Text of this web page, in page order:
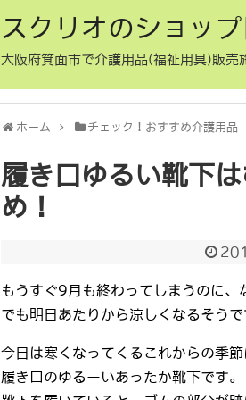
スクリオのショッ
大阪府箕面市で介護用品(福祉用具)販売
ホーム チェック！おすすめ介護用品
履き口ゆるい靴下
め！
もうすぐ9月も終わってしまうのに
でも明日あたりから涼しくなるそうで
今日は寒くなってくるこれからの季
履き口のゆるーいあったか靴下です。